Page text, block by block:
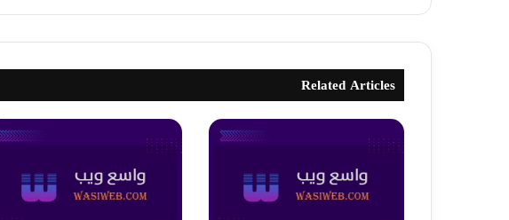
Related Articles